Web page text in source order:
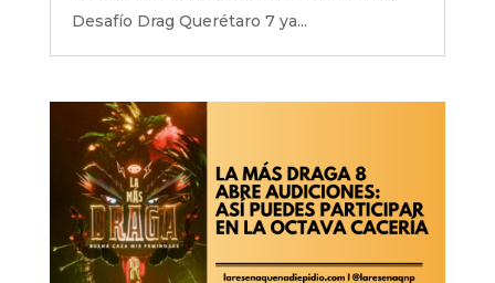
Desafío Drag Querétaro 7 ya...